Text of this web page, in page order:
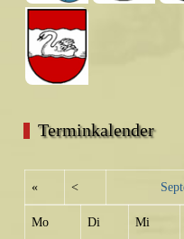
Terminkalender
« <
Mo Di Mi